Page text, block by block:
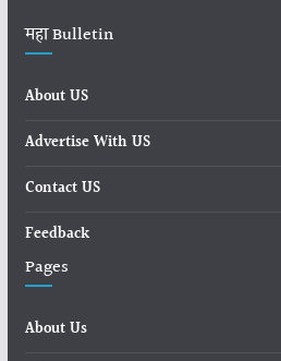
महा Bulletin
About US
Advertise With US
Contact US
Feedback
Pages
About Us